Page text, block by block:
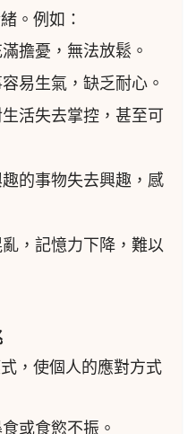
。例如：
擔憂，無法放鬆。
易生氣，缺乏耐心。
活失去掌控，甚至可
的事物失去興趣，感
，記憶力下降，難以
，使個人的應對方式
或食慾不振。